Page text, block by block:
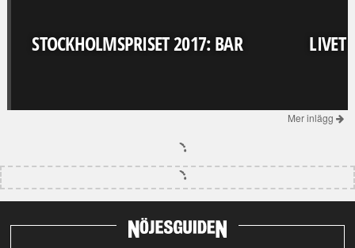
STOCKHOLMSPRISET 2017: BAR LIVET
Mer inlägg